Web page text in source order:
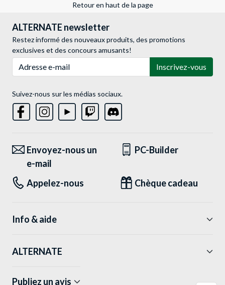
Retour en haut de la page
ALTERNATE newsletter
Restez informé des nouveaux produits, des promotions
exclusives et des concours amusants!
Inscrivez-vous
Suivez-nous sur les médias sociaux.
Envoyez-nous un
e-mail
PC-Builder
Appelez-nous Chèque cadeau
Info & aide
ALTERNATE
Publiez un avis